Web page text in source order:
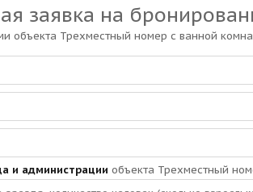
заявка на
объекта Трехместный номер с ванной
и администрации объекта Трехместный